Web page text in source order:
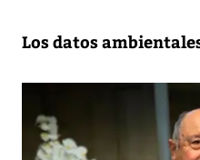
Los datos